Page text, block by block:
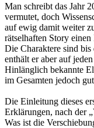
Man schreibt das Jahr
vermutet, doch
auf ewig damit weiter
rätselhaften Story
Die Charaktere sind
enthält er aber auf
Hinlänglich bekannte
im Gesamten jedoch
Die Einleitung dieses
Erklärungen, nach der
Was ist die